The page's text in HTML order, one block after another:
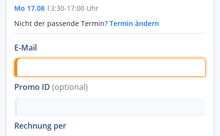
Mo 17.08 13:30-17:00 Uhr
Nicht der passende Termin? Termin ändern
E-Mail
Promo ID (optional)
Rechnung per